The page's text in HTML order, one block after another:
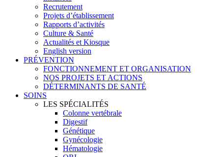
Recrutement
Projets d’établissement
Rapports d’activités
Culture & Santé
Actualités et Kiosque
English version
PRÉVENTION
FONCTIONNEMENT ET ORGANISATION
NOS PROJETS ET ACTIONS
DÉTERMINANTS DE SANTÉ
SOINS
LES SPÉCIALITÉS
Colonne vertébrale
Digestif
Génétique
Gynécologie
Hématologie